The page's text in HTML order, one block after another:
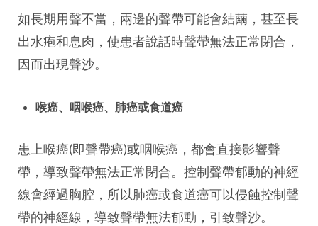
如長期用聲不當，兩邊的聲帶可能會結繭，甚至長
出水疱和息肉，使患者說話時聲帶無法正常閉合，
因而出現聲沙。
喉癌、咽喉癌、肺癌或食道癌
患上喉癌(即聲帶癌)或咽喉癌，都會直接影響聲
帶，導致聲帶無法正常閉合。控制聲帶郁動的神經
線會經過胸腔，所以肺癌或食道癌可以侵蝕控制聲
帶的神經線，導致聲帶無法郁動，引致聲沙。